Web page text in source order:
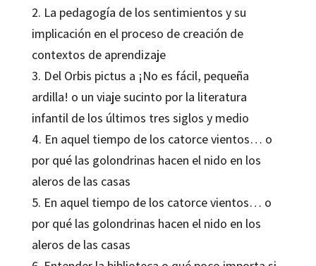
2. La pedagogía de los sentimientos y su
implicación en el proceso de creación de
contextos de aprendizaje
3. Del Orbis pictus a ¡No es fácil, pequeña
ardilla! o un viaje sucinto por la literatura
infantil de los últimos tres siglos y medio
4. En aquel tiempo de los catorce vientos… o
por qué las golondrinas hacen el nido en los
aleros de las casas
5. En aquel tiempo de los catorce vientos… o
por qué las golondrinas hacen el nido en los
aleros de las casas